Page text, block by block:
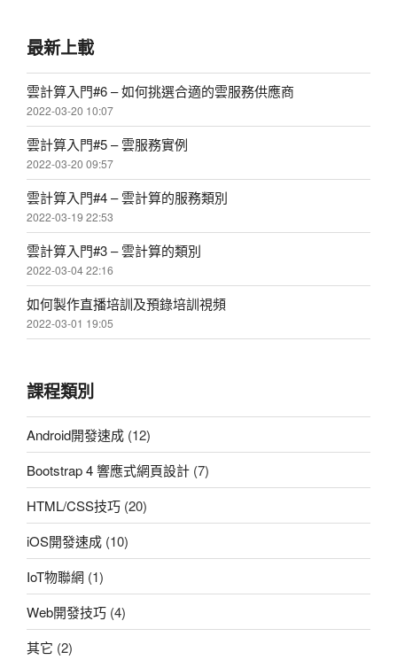
最新上載
雲計算入門#6 – 如何挑選合適的雲服務供應商
2022-03-20 10:07
雲計算入門#5 – 雲服務實例
2022-03-20 09:57
雲計算入門#4 – 雲計算的服務類別
2022-03-19 22:53
雲計算入門#3 – 雲計算的類別
2022-03-04 22:16
如何製作直播培訓及預錄培訓視頻
2022-03-01 19:05
課程類別
Android開發速成 (12)
Bootstrap 4 響應式網頁設計 (7)
HTML/CSS技巧 (20)
iOS開發速成 (10)
IoT物聯網 (1)
Web開發技巧 (4)
其它 (2)